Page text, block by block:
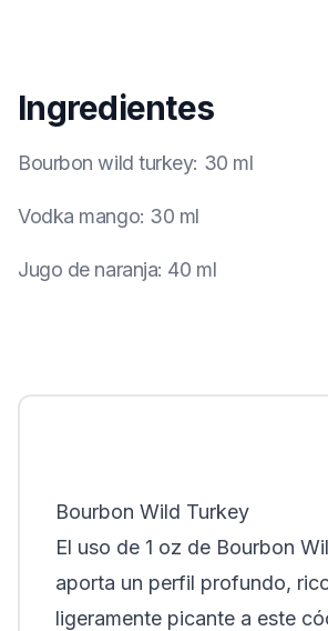
Ingredientes
Bourbon wild turkey: 30 ml
Vodka mango: 30 ml
Jugo de naranja: 40 ml
Bourbon Wild Turkey
El uso de 1 oz de Bourbon
aporta un perfil profundo,
ligeramente picante a este